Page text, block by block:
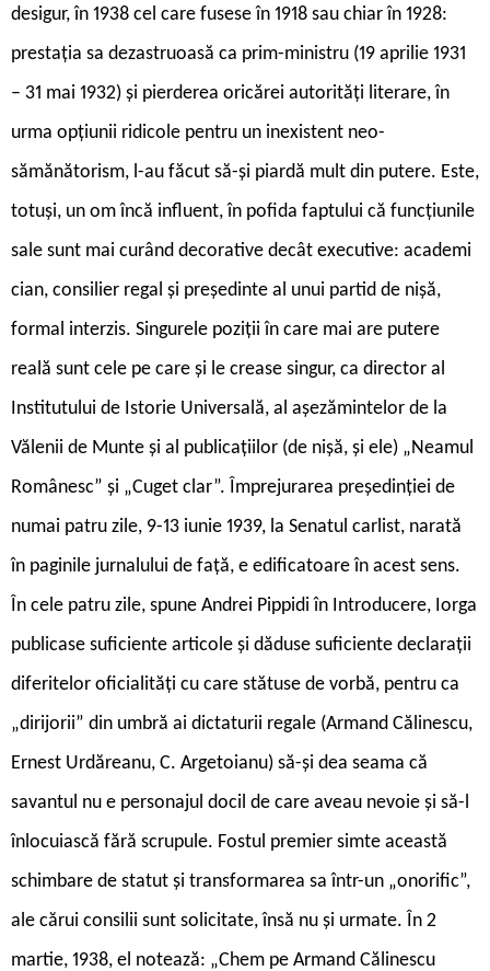
desigur, în 1938 cel care fusese în 1918 sau chiar în 1928:
prestația sa dezastruoasă ca prim-ministru (19 aprilie 1931
– 31 mai 1932) și pierderea oricărei autorități literare, în
urma opțiunii ridicole pentru un inexistent neo-
sămănătorism, l-au făcut să-și piardă mult din putere. Este,
totuși, un om încă influent, în pofida faptului că funcțiunile
sale sunt mai curând decorative decât executive: academi
cian, consilier regal și președinte al unui partid de nișă,
formal interzis. Singurele poziții în care mai are putere
reală sunt cele pe care și le crease singur, ca director al
Institutului de Istorie Universală, al așezămintelor de la
Vălenii de Munte și al publicațiilor (de nișă, și ele) „Neamul
Românesc” și „Cuget clar”. Împrejurarea președinției de
numai patru zile, 9-13 iunie 1939, la Senatul carlist, narată
în paginile jurnalului de față, e edificatoare în acest sens.
În cele patru zile, spune Andrei Pippidi în Introducere, Iorga
publicase suficiente articole și dăduse suficiente declarații
diferitelor oficialități cu care stătuse de vorbă, pentru ca
„dirijorii” din umbră ai dictaturii regale (Armand Călinescu,
Ernest Urdăreanu, C. Argetoianu) să-și dea seama că
savantul nu e personajul docil de care aveau nevoie și să-l
înlocuiască fără scrupule. Fostul premier simte această
schimbare de statut și transformarea sa într-un „onorific”,
ale cărui consilii sunt solicitate, însă nu și urmate. În 2
martie, 1938, el notează: „Chem pe Armand Călinescu